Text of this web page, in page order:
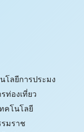
โลยีการประมง
ท่องเที่ยว
คโนโลยี
มราช